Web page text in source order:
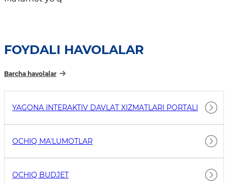
FOYDALI HAVOLALAR
Barcha havolalar
YAGONA INTERAKTIV DAVLAT XIZMATLARI PORTALI
OCHIQ MAʼLUMOTLAR
OCHIQ BUDJET